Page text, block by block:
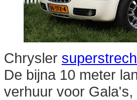
Chrysler
De bijna 10 meter
verhuur voor